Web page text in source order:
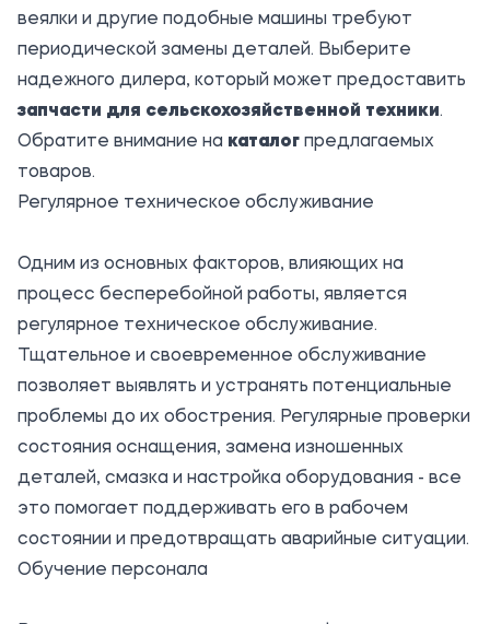
веялки и другие подобные машины требуют
периодической замены деталей. Выберите
надежного дилера, который может предоставить
запчасти для сельскохозяйственной техники.
Обратите внимание на каталог предлагаемых
товаров.
Регулярное техническое обслуживание
Одним из основных факторов, влияющих на
процесс бесперебойной работы, является
регулярное техническое обслуживание.
Тщательное и своевременное обслуживание
позволяет выявлять и устранять потенциальные
проблемы до их обострения. Регулярные проверки
состояния оснащения, замена изношенных
деталей, смазка и настройка оборудования - все
это помогает поддерживать его в рабочем
состоянии и предотвращать аварийные ситуации.
Обучение персонала